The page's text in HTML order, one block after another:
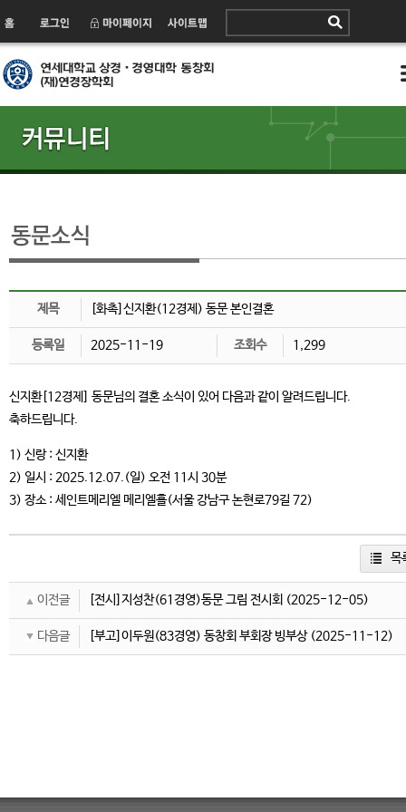
제목 [화촉]신지환(12경제) 동문 본인결혼
등록일 2025-11-19 조회수 1,299
신지환[12경제] 동문님의 결혼 소식이 있어 다음과 같이 알려드립니다.
축하드립니다.
1) 신랑 : 신지환
2) 일시 : 2025.12.07.(일) 오전 11시 30분
3) 장소 : 세인트메리엘 메리엘홀(서울 강남구 논현로79길 72)
목
이전글 [전시]지성찬(61경영)동문 그림 전시회 (2025-12-05)
다음글 [부고]이두원(83경영) 동창회 부회장 빙부상(2025-11-12)